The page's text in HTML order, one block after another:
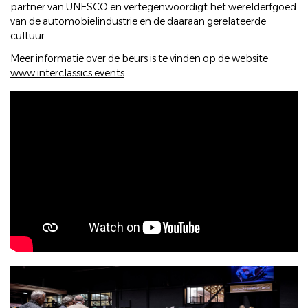
partner van UNESCO en vertegenwoordigt het werelderfgoed
van de automobielindustrie en de daaraan gerelateerde
cultuur.
Meer informatie over de beurs is te vinden op de website
www.interclassics.events.